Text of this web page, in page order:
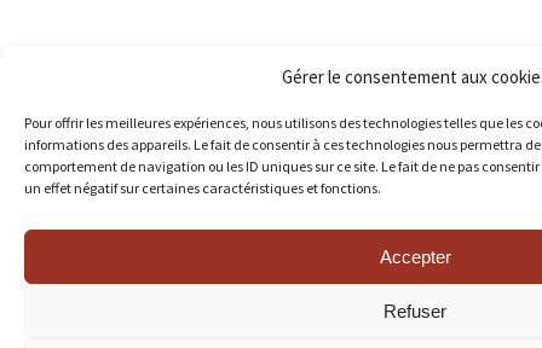
Gérer le consentement aux
Pour offrir les meilleures expériences, nous utilisons des technologies telles que les
informations des appareils. Le fait de consentir à ces technologies nous permettra
comportement de navigation ou les ID uniques sur ce site. Le fait de ne pas
un effet négatif sur certaines caractéristiques et fonctions.
Accepter
Refuser